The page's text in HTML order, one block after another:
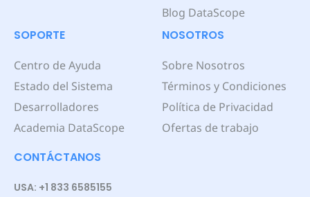
Blog DataScope
SOPORTE
Centro de Ayuda
Estado del Sistema
Desarrolladores
Academia DataScope
NOSOTROS
Sobre Nosotros
Términos y Condiciones
Política de Privacidad
Ofertas de trabajo
CONTÁCTANOS
USA: +1 833 6585155